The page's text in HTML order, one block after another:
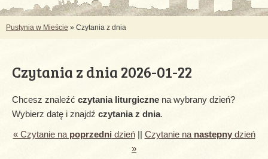
Pustynia w Mieście » Czytania z dnia
Czytania z dnia 2026-01-22
Chcesz znaleźć czytania liturgiczne na wybrany dzień?
Wybierz datę i znajdź czytania z dnia.
« Czytanie na poprzedni dzień|| Czytanie na nastepnydzień
»